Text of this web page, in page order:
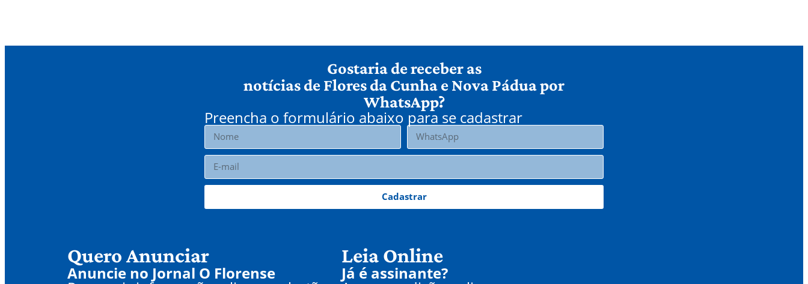
Gostaria de receber as
notícias de Flores da Cunha e Nova Pádua por
WhatsApp?
Preencha o formulário abaixo para se cadastrar
Cadastrar
Quero Anunciar
Anuncie no Jornal O Florense
Leia Online
Já é assinante?